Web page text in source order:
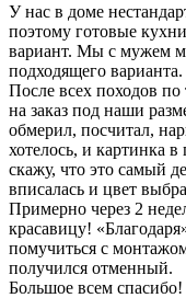
У нас в доме
поэтому готовые
вариант. Мы с мужем
подходящего варианта.
После всех походов
на заказ под наши
обмерил, посчитал,
хотелось, и картинка
скажу, что это самый
вписалась и цвет
Примерно через 2
красавицу!
помучиться с
получился отменный.
Большое всем